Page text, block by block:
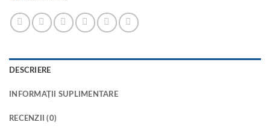
DESCRIERE
INFORMAȚII SUPLIMENTARE
RECENZII (0)